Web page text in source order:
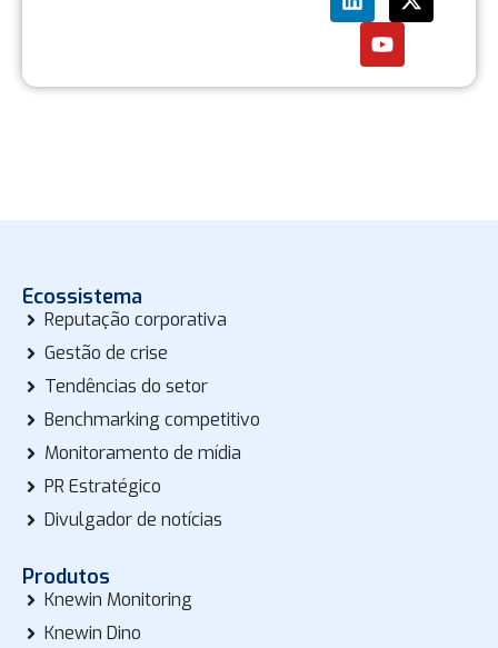
Ecossistema
Reputação corporativa
Gestão de crise
Tendências do setor
Benchmarking competitivo
Monitoramento de mídia
PR Estratégico
Divulgador de notícias
Produtos
Knewin Monitoring
Knewin Dino